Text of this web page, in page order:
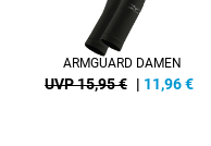
ARMGUARD DAMEN
UVP 15,95 € | 11,96€